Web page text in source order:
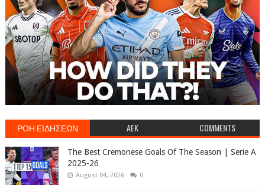
ΡΟΗ ΕΙΔΗΣΕΩΝ AEK COMMENTS
The Best Cremonese Goals Of The Season | Serie A
2025-26
August 04, 2026 0